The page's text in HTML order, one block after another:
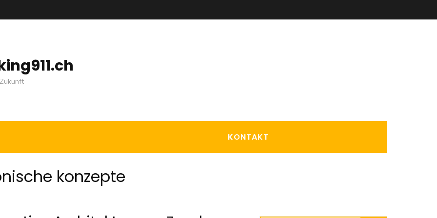
KONTAKT
konzepte